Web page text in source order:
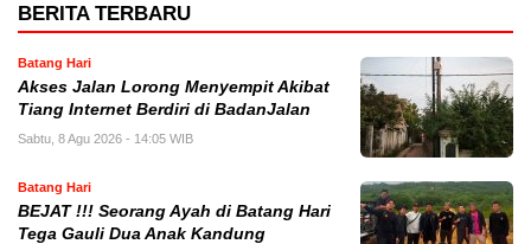
BERITA TERBARU
Batang Hari
Akses Jalan Lorong Menyempit Akibat
Tiang Internet Berdiri di BadanJalan
Sabtu, 8 Agu 2026 - 14:05 WIB
Batang Hari
BEJAT !!! Seorang Ayah di Batang Hari
Tega Gauli Dua Anak Kandung